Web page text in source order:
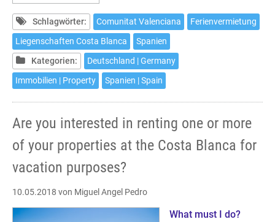
Sie
Interesse
daran
Ihre
oder
eine
an
Costa
Blanca
Ferienvermietung
Schlagwörter: Comunitat Valenciana
Ferienvermietung
Liegenschaften Costa Blanca
Spanien
Kategorien:
Deutschland | Germany
Immobilien | Property
Spanien | Spain
Are you interested in renting one or more
of your properties at the Costa Blanca for
vacation purposes?
10.05.2018 von Miguel Angel Pedro
What must I do?